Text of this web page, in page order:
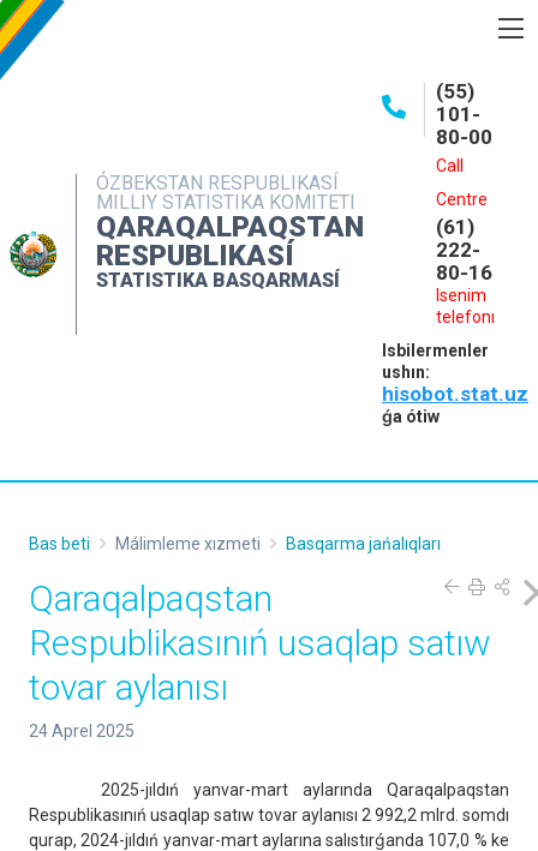
ÓZBEKSTAN RESPUBLIKASÍ
MILLIY STATISTIKA KOMITETI
QARAQALPAQSTAN
RESPUBLIKASÍ
STATISTIKA BASQARMASÍ
(55)
101-
80-00
Call
Centre
(61)
222-
80-16
Isenim
telefonı
Isbilermenler
ushın:
hisobot.stat.uz
ǵa ótiw
INTERAKTIV XIZMETLER
MÁLIMLEME XIZMETI
MÚRÁJAATLAR
Bas beti Málimleme xızmeti Basqarma jańalıqları
Qaraqalpaqstan
Respublikasınıń usaqlap satıw
tovar aylanısı
24 Aprel 2025
2025-jıldıń yanvar-mart aylarında Qaraqalpaqstan
Respublikasınıń usaqlap satıw tovar aylanısı 2 992,2 mlrd. somdı
qurap, 2024-jıldıń yanvar-mart aylarına salıstırǵanda 107,0 % ke